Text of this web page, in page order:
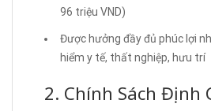
96 triệu VND)
Được hưởng đầy đủ phúc lợi
hiểm y tế, thất nghiệp, hưu trí
2. Chính Sách Định